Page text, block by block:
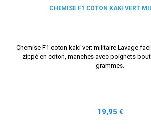
CHEMISE F1 COTON KAKI VERT
Chemise F1 coton kaki vert militaire Lavage
zippé en coton, manches avec poignets
grammes.
Prix
19,95 €